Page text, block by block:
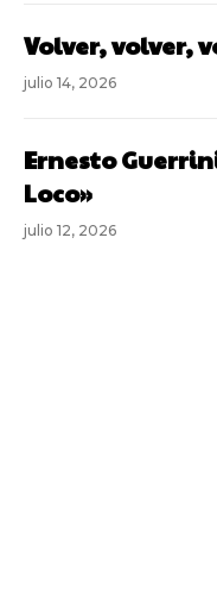
Volver, volver,
julio 14, 2026
Ernesto
Loco»
julio 12, 2026